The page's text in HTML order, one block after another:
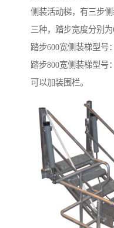
侧装活动梯，有三步
三种，踏步宽度分别为
踏步600宽侧装梯型号
踏步800宽侧装梯型号
可以加装围栏。